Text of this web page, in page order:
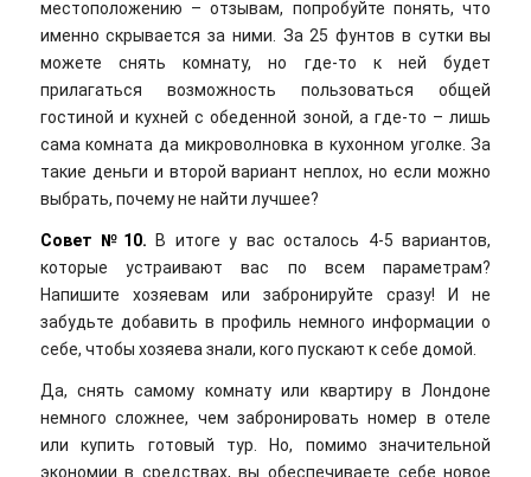
местоположению – отзывам, попробуйте понять, что
именно скрывается за ними. За 25 фунтов в сутки вы
можете снять комнату, но где-то к ней будет
прилагаться возможность пользоваться общей
гостиной и кухней с обеденной зоной, а где-то – лишь
сама комната да микроволновка в кухонном уголке. За
такие деньги и второй вариант неплох, но если можно
выбрать, почему не найти лучшее?
Совет №10. В итоге у вас осталось 4-5 вариантов,
которые устраивают вас по всем параметрам?
Напишите хозяевам или забронируйте сразу! И не
забудьте добавить в профиль немного информации о
себе, чтобы хозяева знали, кого пускают к себе домой.
Да, снять самому комнату или квартиру в Лондоне
немного сложнее, чем забронировать номер в отеле
или купить готовый тур. Но, помимо значительной
экономии в средствах, вы обеспечиваете себе новое